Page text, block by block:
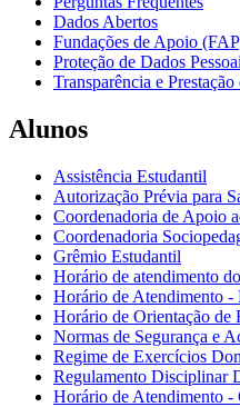
Dados Abertos
Fundações de Apoio
Proteção de Dados
Transparência e
Alunos
Assistência Estudantil
Autorização Prévia para
Coordenadoria de Apoio
Coordenadoria
Grêmio Estudantil
Horário de atendimento
Horário de Atendimento -
Horário de Orientação de
Normas de Segurança e
Regime de Exercícios
Regulamento Disciplinar
Horário de Atendimento -